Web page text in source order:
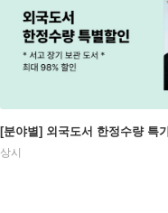
[분야별] 외국도서 한정수량 특
상시